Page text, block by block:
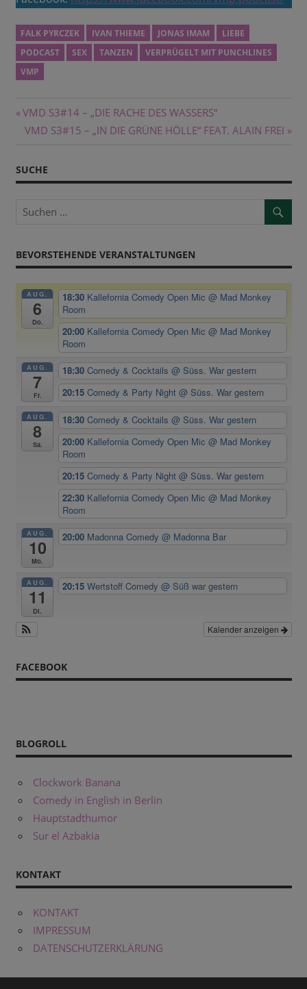
FALK PYRCZEK IVAN THIEME JONAS IMAM
LIEBE
PODCAST
SEX TANZEN
VERPRÜGELT MIT PUNCHLINES
VMP
Beitragsnavigation
Vorheriger
Beitrag:
VMD S3#14 – „DIE RACHE DES WASSERS“
Nächster
VMD S3#15 – „IN DIE GRÜNE HÖLLE“ FEAT. ALAIN FREI
SUCHE
BEVORSTEHENDE VERANSTALTUNGEN
AUG.
6
Do.
18:30 Kallefornia Comedy Open Mic@ Mad Monkey
Room
20:00 Kallefornia Comedy Open Mic@ Mad Monkey
Room
AUG.
7
Fr.
18:30Comedy & Cocktails@ Süss. War gestern
20:15Comedy & Party Night@ Süss. War gestern
AUG.
8
Sa.
18:30Comedy & Cocktails@ Süss. War gestern
20:00 Kallefornia Comedy Open Mic@ Mad Monkey
Room
20:15Comedy & Party Night@ Süss. War gestern
22:30 Kallefornia Comedy Open Mic@ Mad Monkey
Room
AUG.
10
Mo.
20:00 Madonna Comedy@ Madonna Bar
AUG.
11
Di.
20:15Wertstoff Comedy@ Süß war gestern
Kalender anzeigen
FACEBOOK
BLOGROLL
Clockwork Banana
Comedy in English in Berlin
Hauptstadthumor
Sur el Azbakia
KONTAKT
KONTAKT
IMPRESSUM
DATENSCHUTZERKLÄRUNG